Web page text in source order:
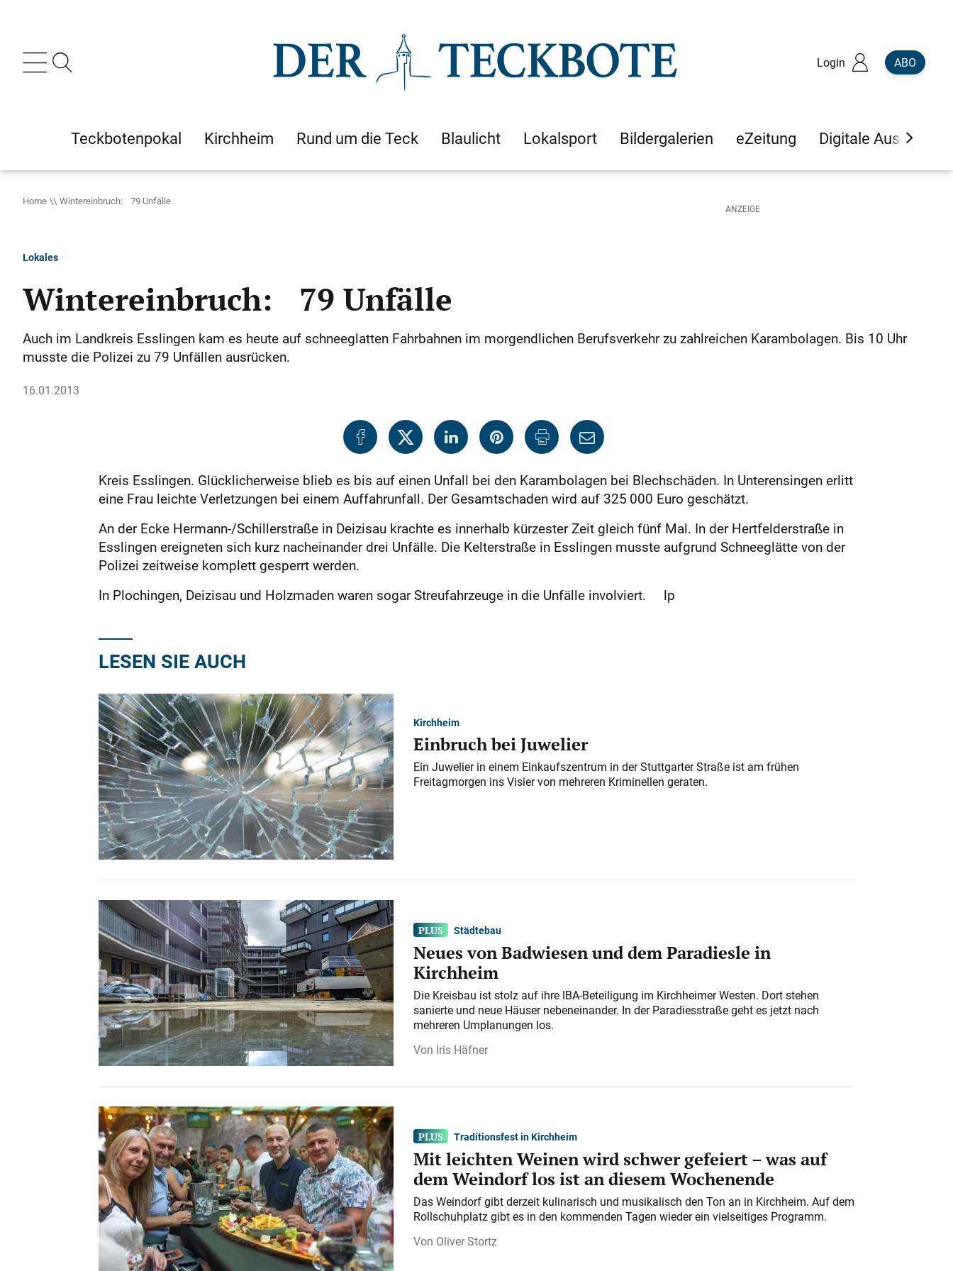
Login ABO
Teckbotenpokal Kirchheim Rund um die Teck Blaulicht Lokalsport Bildergalerien eZeitung Digitale Ausgaben
Home Wintereinbruch: 79 Unfälle
Lokales
Wintereinbruch: 79 Unfälle
Auch im Landkreis Esslingen kam es heute auf schneeglatten Fahrbahnen im morgendlichen Berufsverkehr zu zahlreichen Karambolagen. Bis 10 Uhr
musste die Polizei zu 79 Unfällen ausrücken.
16.01.2013
Kreis Esslingen. Glücklicherweise blieb es bis auf einen Unfall bei den Karambolagen bei Blechschäden. In Unterensingen erlitt
eine Frau leichte Verletzungen bei einem Auffahrunfall. Der Gesamtschaden wird auf 325 000 Euro geschätzt.
An der Ecke Hermann-/Schillerstraße in Deizisau krachte es innerhalb kürzester Zeit gleich fünf Mal. In der Hertfelderstraße in
Esslingen ereigneten sich kurz nacheinander drei Unfälle. Die Kelterstraße in Esslingen musste aufgrund Schneeglätte von der
Polizei zeitweise komplett gesperrt werden.
In Plochingen, Deizisau und Holzmaden waren sogar Streufahrzeuge in die Unfälle involviert. lp
LESEN SIE AUCH
Kirchheim
Einbruch bei Juwelier
Ein Juwelier in einem Einkaufszentrum in der Stuttgarter Straße ist am frühen
Freitagmorgen ins Visier von mehreren Kriminellen geraten.
Städtebau
Neues von Badwiesen und dem Paradiesle in
Kirchheim
Die Kreisbau ist stolz auf ihre IBA-Beteiligung im Kirchheimer Westen. Dort stehen
sanierte und neue Häuser nebeneinander. In der Paradiesstraße geht es jetzt nach
mehreren Umplanungen los.
Iris Häfner
Traditionsfest in Kirchheim
Mit leichten Weinen wird schwer gefeiert – was auf
dem Weindorf los ist an diesem Wochenende
Das Weindorf gibt derzeit kulinarisch und musikalisch den Ton an in Kirchheim. Auf dem
Rollschuhplatz gibt es in den kommenden Tagen wieder ein vielseitiges Programm.
Oliver Stortz